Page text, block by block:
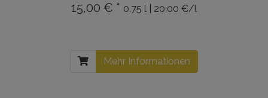
15,00 € * 0.75 l | 20,00 €/l
Mehr Informationen